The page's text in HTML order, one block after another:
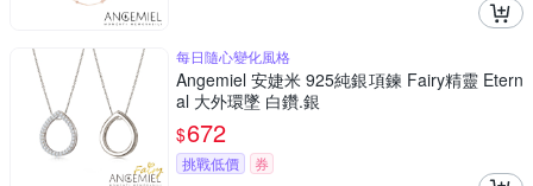
每日隨心變化風格
Angemiel 安婕米 925純銀項鍊 Fairy精靈 Etern
al 大外環墜 白鑽.銀
$672
挑戰低價 券